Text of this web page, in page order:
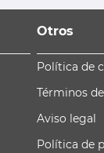
Otros
Política de
Términos
Aviso legal
Política de